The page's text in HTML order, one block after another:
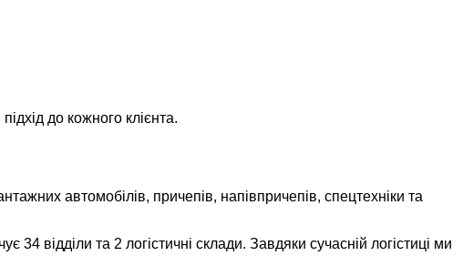
до кожного клієнта.
автомобілів, причепів, напівпричепів, спецтехніки та
відділи та 2 логістичні склади. Завдяки сучасній логістиці ми